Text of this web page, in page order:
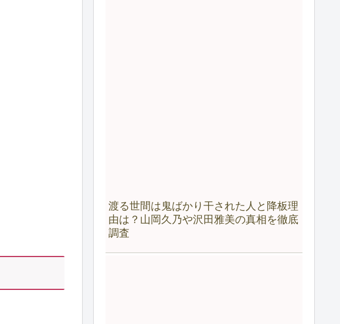
渡る世間は鬼ばかり干された人と降板理
由は？山岡久乃や沢田雅美の真相を徹底
調査